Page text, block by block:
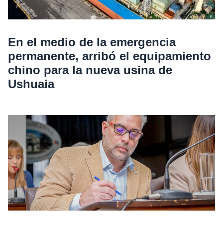
En el medio de la emergencia
permanente, arribó el equipamiento
chino para la nueva usina de
Ushuaia